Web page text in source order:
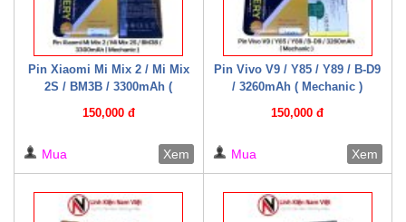
Pin Xiaomi Mi Mix 2 / Mi Mix
2S / BM3B / 3300mAh (
150,000 đ
Mua Xem
Pin Vivo V9 / Y85 / Y89 / B-D9
/ 3260mAh ( Mechanic )
150,000 đ
Mua Xem